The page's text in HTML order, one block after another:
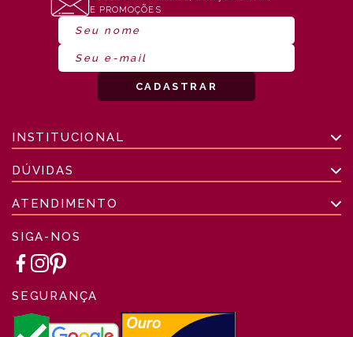
E PROMOÇÕES
INSTITUCIONAL
DÚVIDAS
ATENDIMENTO
SIGA-NOS
SEGURANÇA